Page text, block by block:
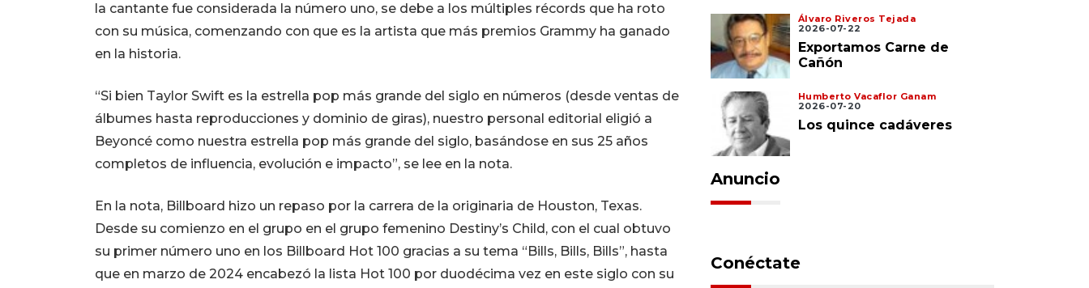
la cantante fue considerada la número uno, se debe a los múltiples récords que ha roto
con su música, comenzando con que es la artista que más premios Grammy ha ganado
en la historia.
“Si bien Taylor Swift es la estrella pop más grande del siglo en números (desde ventas de
álbumes hasta reproducciones y dominio de giras), nuestro personal editorial eligió a
Beyoncé como nuestra estrella pop más grande del siglo, basándose en sus 25 años
completos de influencia, evolución e impacto”, se lee en la nota.
En la nota, Billboard hizo un repaso por la carrera de la originaria de Houston, Texas.
Desde su comienzo en el grupo en el grupo femenino Destiny’s Child, con el cual obtuvo
su primer número uno en los Billboard Hot 100 gracias a su tema “Bills, Bills, Bills”, hasta
que en marzo de 2024 encabezó la lista Hot 100 por duodécima vez en este siglo con su
Álvaro Riveros Tejada
2026-07-22
Exportamos Carne de
Cañón
Humberto Vacaflor Ganam
2026-07-20
Los quince cadáveres
Anuncio
Conéctate